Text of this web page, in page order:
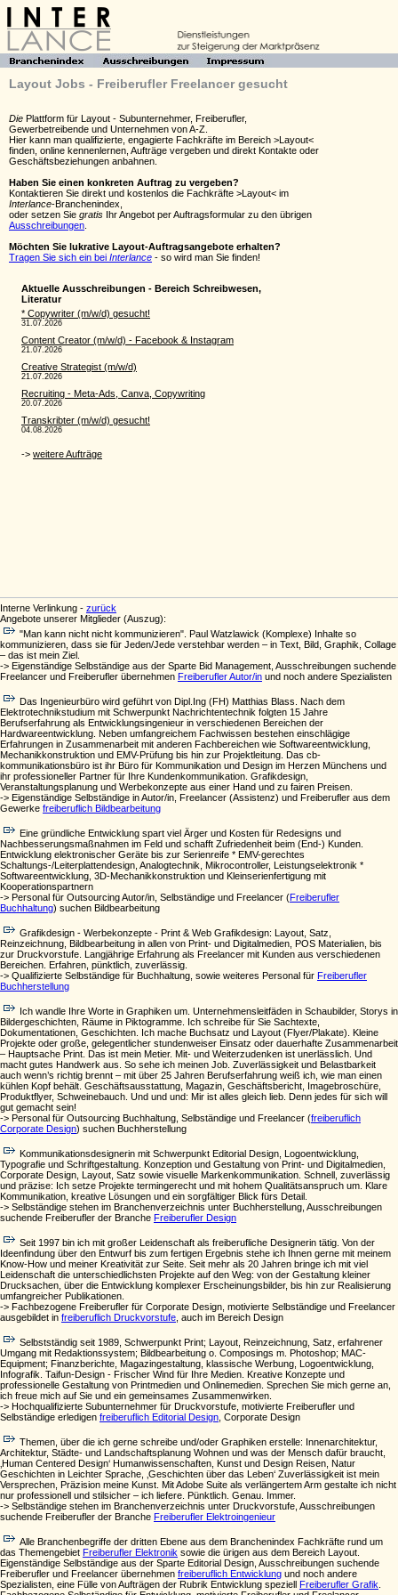
Layout Jobs - Freiberufler Freelancer gesucht
Die Plattform für Layout - Subunternehmer, Freiberufler,
Gewerbetreibende und Unternehmen von A-Z.
Hier kann man qualifizierte, engagierte Fachkräfte im Bereich >Layout<
finden, online kennenlernen, Aufträge vergeben und direkt Kontakte oder
Geschäftsbeziehungen anbahnen.
Haben Sie einen konkreten Auftrag zu vergeben?
Kontaktieren Sie direkt und kostenlos die Fachkräfte >Layout< im
Interlance-Branchenindex,
oder setzen Sie gratis Ihr Angebot per Auftragsformular zu den übrigen
Ausschreibungen
Möchten Sie lukrative Layout-Auftragsangebote erhalten?
Tragen Sie sich ein bei Interlance - so wird man Sie finden!
Interne Verlinkung - zurück
Angebote unserer Mitglieder (Auszug):
"Man kann nicht nicht kommunizieren". Paul Watzlawick (Komplexe) Inhalte so
kommunizieren, dass sie für Jeden/Jede verstehbar werden – in Text, Bild, Graphik, Collage
– das ist mein Ziel.
-> Eigenständige Selbständige aus der Sparte Bid Management, Ausschreibungen suchende
Freelancer und Freiberufler übernehmen Freiberufler Autor/in und noch andere Spezialisten
Das Ingenieurbüro wird geführt von Dipl.Ing (FH) Matthias Blass. Nach dem
Elektrotechnikstudium mit Schwerpunkt Nachrichtentechnik folgten 15 Jahre
Berufserfahrung als Entwicklungsingenieur in verschiedenen Bereichen der
Hardwareentwicklung. Neben umfangreichem Fachwissen bestehen einschlägige
Erfahrungen in Zusammenarbeit mit anderen Fachbereichen wie Softwareentwicklung,
Mechanikkonstruktion und EMV-Prüfung bis hin zur Projektleitung. Das cb-
kommunikationsbüro ist ihr Büro für Kommunikation und Design im Herzen Münchens und
ihr professioneller Partner für Ihre Kundenkommunikation. Grafikdesign,
Veranstaltungsplanung und Werbekonzepte aus einer Hand und zu fairen Preisen.
-> Eigenständige Selbständige in Autor/in, Freelancer (Assistenz) und Freiberufler aus dem
Gewerke freiberuflich Bildbearbeitung
Eine gründliche Entwicklung spart viel Ärger und Kosten für Redesigns und
Nachbesserungsmaßnahmen im Feld und schafft Zufriedenheit beim (End-) Kunden.
Entwicklung elektronischer Geräte bis zur Serienreife * EMV-gerechtes
Schaltungs-/Leiterplattendesign, Analogtechnik, Mikrocontroller, Leistungselektronik *
Softwareentwicklung, 3D-Mechanikkonstruktion und Kleinserienfertigung mit
Kooperationspartnern
-> Personal für Outsourcing Autor/in, Selbständige und Freelancer (Freiberufler
Buchhaltung) suchen Bildbearbeitung
Grafikdesign - Werbekonzepte - Print & Web Grafikdesign: Layout, Satz,
Reinzeichnung, Bildbearbeitung in allen von Print- und Digitalmedien, POS Materialien, bis
zur Druckvorstufe. Langjährige Erfahrung als Freelancer mit Kunden aus verschiedenen
Bereichen. Erfahren, pünktlich, zuverlässig.
-> Qualifizierte Selbständige für Buchhaltung, sowie weiteres Personal für Freiberufler
Buchherstellung
Ich wandle Ihre Worte in Graphiken um. Unternehmensleitfäden in Schaubilder, Storys in
Bildergeschichten, Räume in Piktogramme. Ich schreibe für Sie Sachtexte,
Dokumentationen, Geschichten. Ich mache Buchsatz und Layout (Flyer/Plakate). Kleine
Projekte oder große, gelegentlicher stundenweiser Einsatz oder dauerhafte Zusammenarbeit
– Hauptsache Print. Das ist mein Metier. Mit- und Weiterzudenken ist unerlässlich. Und
macht gutes Handwerk aus. So sehe ich meinen Job. Zuverlässigkeit und Belastbarkeit
auch wenn’s richtig brennt – mit über 25 Jahren Berufserfahrung weiß ich, wie man einen
kühlen Kopf behält. Geschäftsausstattung, Magazin, Geschäftsbericht, Imagebroschüre,
Produktflyer, Schweinebauch. Und und und: Mir ist alles gleich lieb. Denn jedes für sich will
gut gemacht sein!
-> Personal für Outsourcing Buchhaltung, Selbständige und Freelancer (freiberuflich
Corporate Design) suchen Buchherstellung
Kommunikationsdesignerin mit Schwerpunkt Editorial Design, Logoentwicklung,
Typografie und Schriftgestaltung. Konzeption und Gestaltung von Print- und Digitalmedien,
Corporate Design, Layout, Satz sowie visuelle Markenkommunikation. Schnell, zuverlässig
und präzise: Ich setze Projekte termingerecht und mit hohem Qualitätsanspruch um. Klare
Kommunikation, kreative Lösungen und ein sorgfältiger Blick fürs Detail.
-> Selbständige stehen im Branchenverzeichnis unter Buchherstellung, Ausschreibungen
suchende Freiberufler der Branche Freiberufler Design
Seit 1997 bin ich mit großer Leidenschaft als freiberufliche Designerin tätig. Von der
Ideenfindung über den Entwurf bis zum fertigen Ergebnis stehe ich Ihnen gerne mit meinem
Know-How und meiner Kreativität zur Seite. Seit mehr als 20 Jahren bringe ich mit viel
Leidenschaft die unterschiedlichsten Projekte auf den Weg: von der Gestaltung kleiner
Drucksachen, über die Entwicklung komplexer Erscheinungsbilder, bis hin zur Realisierung
umfangreicher Publikationen.
-> Fachbezogene Freiberufler für Corporate Design, motivierte Selbständige und Freelancer
ausgebildet in freiberuflich Druckvorstufe , auch im Bereich Design
Selbstständig seit 1989, Schwerpunkt Print; Layout, Reinzeichnung, Satz, erfahrener
Umgang mit Redaktionssystem; Bildbearbeitung o. Composings m. Photoshop; MAC-
Equipment; Finanzberichte, Magazingestaltung, klassische Werbung, Logoentwicklung,
Infografik. Taifun-Design - Frischer Wind für Ihre Medien. Kreative Konzepte und
professionelle Gestaltung von Printmedien und Onlinemedien. Sprechen Sie mich gerne an,
ich freue mich auf Sie und ein gemeinsames Zusammenwirken.
-> Hochqualifizierte Subunternehmer für Druckvorstufe, motivierte Freiberufler und
Selbständige erledigen freiberuflich Editorial Design , Corporate Design
Themen, über die ich gerne schreibe und/oder Graphiken erstelle: Innenarchitektur,
Architektur, Städte- und Landschaftsplanung Wohnen und was der Mensch dafür braucht,
‚Human Centered Design‘ Humanwissenschaften, Kunst und Design Reisen, Natur
Geschichten in Leichter Sprache, ‚Geschichten über das Leben‘ Zuverlässigkeit ist mein
Versprechen, Präzision meine Kunst. Mit Adobe Suite als verlängertem Arm gestalte ich nicht
nur professionell und stilsicher – ich liefere. Pünktlich. Genau. Immer.
-> Selbständige stehen im Branchenverzeichnis unter Druckvorstufe, Ausschreibungen
suchende Freiberufler der Branche Freiberufler Elektroingenieur
Alle Branchenbegriffe der dritten Ebene aus dem Branchenindex Fachkräfte rund um
das Themengebiet Freiberufler Elektronik sowie die ürigen aus dem Bereich Layout.
Eigenständige Selbständige aus der Sparte Editorial Design, Ausschreibungen suchende
Freiberufler und Freelancer übernehmen freiberuflich Entwicklung und noch andere
Spezialisten, eine Fülle von Aufträgen der Rubrik Entwicklung speziell Freiberufler Grafik